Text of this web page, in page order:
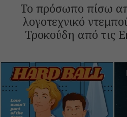
Το πρόσωπο πίσω
λογοτεχνικό
Τροκούδη από τις